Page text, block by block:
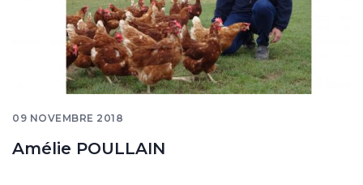
09 NOVEMBRE 2018
Amélie POULLAIN